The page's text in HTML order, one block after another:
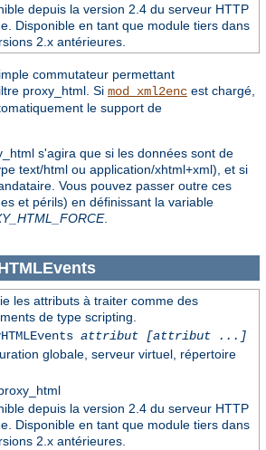
depuis la version 2.4 du serveur HTTP
Disponible en tant que module tiers dans
2.x antérieures.
commutateur permettant
proxy_html. Si mod_xml2enc est chargé,
le support de
s'agira que si les données sont de
text/html ou application/xhtml+xml), et si
Vous pouvez passer outre ces
et périls) en définissant la variable
.
les attributs à traiter comme des
de type scripting.
attribut [attribut ...]
globale, serveur virtuel, répertoire
depuis la version 2.4 du serveur HTTP
Disponible en tant que module tiers dans
2.x antérieures.